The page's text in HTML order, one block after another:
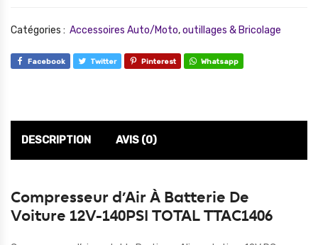
Catégories : Accessoires Auto/Moto,outillages & Bricolage
Facebook Twitter Pinterest Whatsapp
DESCRIPTION AVIS (0)
Compresseur d’Air À Batterie De
Voiture 12V-140PSI TOTAL TTAC1406